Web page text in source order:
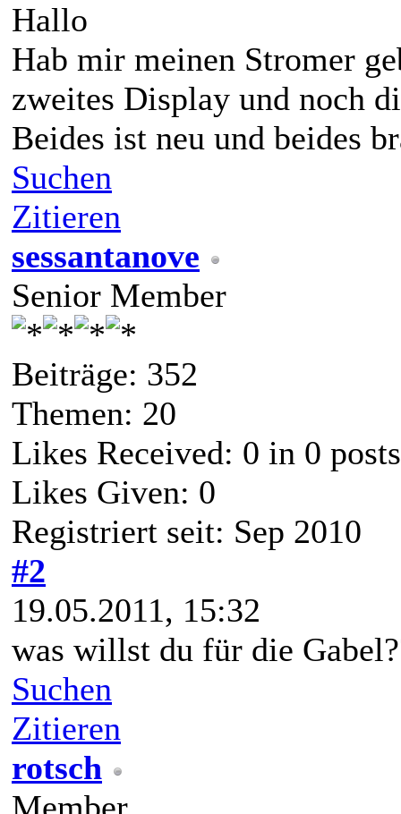
Hallo
Hab mir meinen Stromer
zweites Display und noch
Beides ist neu und beides
Suchen
Zitieren
sessantanove
Senior Member
Beiträge: 352
Themen: 20
Likes Received: 0 in 0 posts
Likes Given: 0
Registriert seit: Sep 2010
#2
19.05.2011, 15:32
was willst du für die
Suchen
Zitieren
rotsch